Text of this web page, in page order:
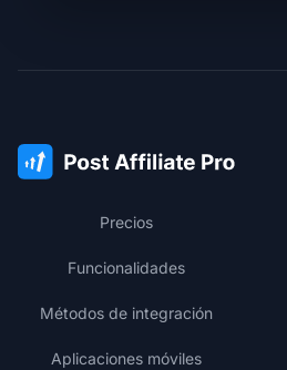
Precios
Funcionalidades
Métodos de integración
Aplicaciones móviles